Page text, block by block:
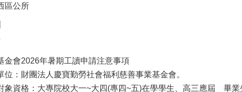
區公所
金會2026年暑期工讀申請注意事項
位：財團法人慶寶勤勞社會福利慈善事業基金會。
象資格：大專院校大一~大四(專四~五)在學學生、高三應屆 畢業